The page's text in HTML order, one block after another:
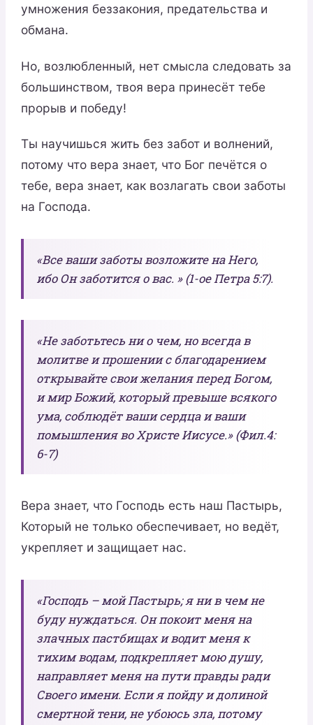
умножения беззакония, предательства и
обмана.
Но, возлюбленный, нет смысла следовать за
большинством, твоя вера принесёт тебе
прорыв и победу!
Ты научишься жить без забот и волнений,
потому что вера знает, что Бог печётся о
тебе, вера знает, как возлагать свои заботы
на Господа.
«Все ваши заботы возложите на Него,
ибо Он заботится о вас. » (1-ое Петра 5:7).
«Не заботьтесь ни о чем, но всегда в
молитве и прошении с благодарением
открывайте свои желания перед Богом,
и мир Божий, который превыше всякого
ума, соблюдёт ваши сердца и ваши
помышления во Христе Иисусе.» (Фил.4:
6-7)
Вера знает, что Господь есть наш Пастырь,
Который не только обеспечивает, но ведёт,
укрепляет и защищает нас.
«Господь – мой Пастырь; я ни в чем не
буду нуждаться. Он покоит меня на
злачных пастбищах и водит меня к
тихим водам, подкрепляет мою душу,
направляет меня на пути правды ради
Своего имени. Если я пойду и долиной
смертной тени, не убоюсь зла, потому